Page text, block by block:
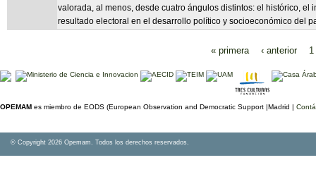
valorada, al menos, desde cuatro ángulos distintos: el histórico,
resultado electoral en el desarrollo político y socioeconómico del
« primera ‹ anterior 1
OPEMAM es miembro de EODS (European Observation and Democratic Support |Madrid |
© Copyright 2026 Opemam. Todos los derechos reservados.